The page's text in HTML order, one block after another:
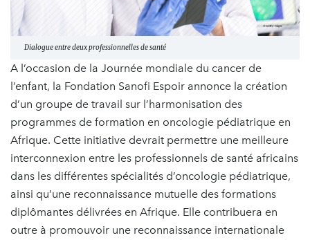
Dialogue entre deux professionnelles de santé
A l’occasion de la Journée mondiale du cancer de
l’enfant, la Fondation Sanofi Espoir annonce la création
d’un groupe de travail sur l’harmonisation des
programmes de formation en oncologie pédiatrique en
Afrique. Cette initiative devrait permettre une meilleure
interconnexion entre les professionnels de santé africains
dans les différentes spécialités d’oncologie pédiatrique,
ainsi qu’une reconnaissance mutuelle des formations
diplômantes délivrées en Afrique. Elle contribuera en
outre à promouvoir une reconnaissance internationale